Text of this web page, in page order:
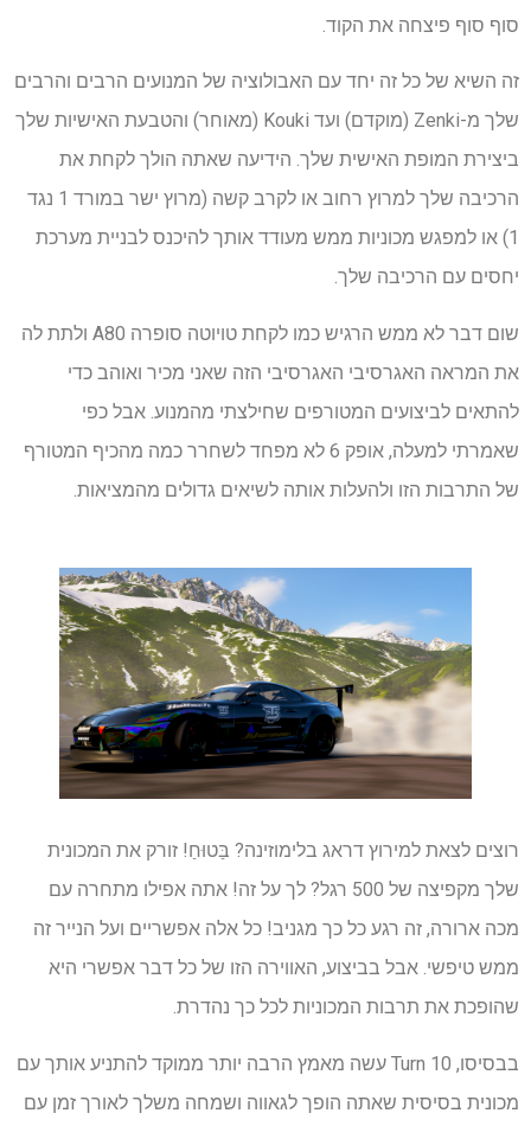
סוף סוף פיצחה את הקוד.
זה השיא של כל זה יחד עם האבולוציה של המנועים הרבים והרבים
שלך מ-Zenki (מוקדם) ועד Kouki (מאוחר) והטבעת האישיות שלך
ביצירת המופת האישית שלך. הידיעה שאתה הולך לקחת את
הרכיבה שלך למרוץ רחוב או לקרב קשה (מרוץ ישר במורד 1 נגד
1) או למפגש מכוניות ממש מעודד אותך להיכנס לבניית מערכת
יחסים עם הרכיבה שלך.
שום דבר לא ממש הרגיש כמו לקחת טויוטה סופרה A80 ולתת לה
את המראה האגרסיבי האגרסיבי הזה שאני מכיר ואוהב כדי
להתאים לביצועים המטורפים שחילצתי מהמנוע. אבל כפי
שאמרתי למעלה, אופק 6 לא מפחד לשחרר כמה מהכיף המטורף
של התרבות הזו ולהעלות אותה לשיאים גדולים מהמציאות.
רוצים לצאת למירוץ דראג בלימוזינה? בַּטוּחַ! זורק את המכונית
שלך מקפיצה של 500 רגל? לך על זה! אתה אפילו מתחרה עם
מכה ארורה, זה רגע כל כך מגניב! כל אלה אפשריים ועל הנייר זה
ממש טיפשי. אבל בביצוע, האווירה הזו של כל דבר אפשרי היא
שהופכת את תרבות המכוניות לכל כך נהדרת.
בבסיסו, Turn 10 עשה מאמץ הרבה יותר ממוקד להתניע אותך עם
מכונית בסיסית שאתה הופך לגאווה ושמחה משלך לאורך זמן עם